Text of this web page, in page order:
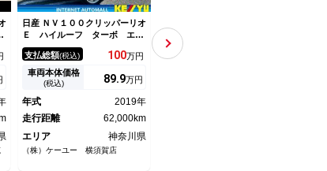
日産 ＮＶ１００クリッパーリオ
Ｅ ハイルーフ ターボ エマ
ージェンシーブレーキ ＥＴ
Ｃ 両側スライドドア 純正ナ
ビ ＣＤ・ＤＶＤ再生 Ｂｌｕ
ｅｔｏｏｔｈオーディオ フル
バーヘッドコンソール 電格ミ
ラー ＨＩＤランプ １４ＡＷ
支払総額(税込) 100万円
車両本体価格
(税込) 89.9万円
年式
2019年
走行距離
62,000km
エリア
神奈川県
（株）ケーユー 横須賀店
Ｇ 有機ＥＬ１０型パナソニッ
クナビ／両側パワスラ／左電動
ステップ／衝突軽減／バックカ
支払総額